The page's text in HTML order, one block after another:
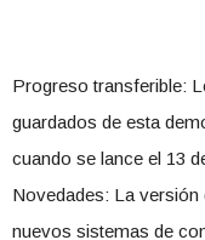
​Progreso transferible:
guardados de esta
cuando se lance el 13
​Novedades: La versión
nuevos sistemas de